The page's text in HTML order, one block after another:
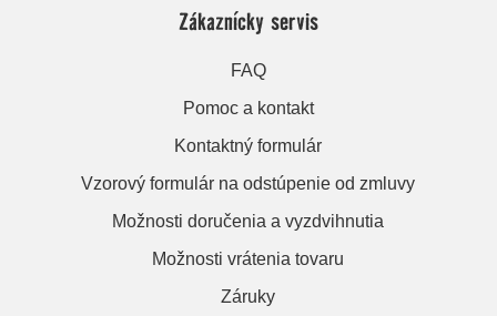
Zákaznícky servis
FAQ
Pomoc a kontakt
Kontaktný formulár
Vzorový formulár na odstúpenie od zmluvy
Možnosti doručenia a vyzdvihnutia
Možnosti vrátenia tovaru
Záruky